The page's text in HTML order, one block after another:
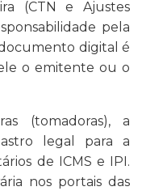
(CTN e Ajustes
pela
digital é
o emitente ou o
(tomadoras), a
legal para a
de ICMS e IPI.
nos portais das